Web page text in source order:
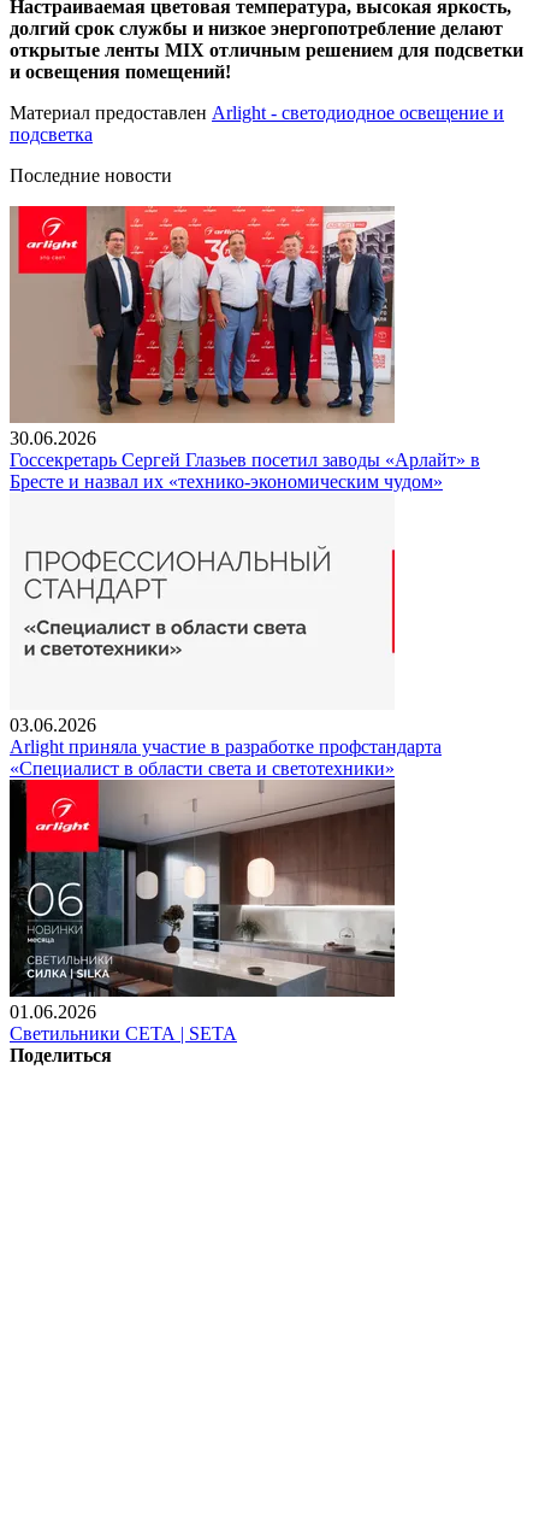
Настраиваемая цветовая температура, высокая яркость,
долгий срок службы и низкое энергопотребление делают
открытые ленты MIX отличным решением для подсветки
и освещения помещений!
Материал предоставлен Arlight - светодиодное освещение и
подсветка
Последние новости
30.06.2026
Госсекретарь Сергей Глазьев посетил заводы «Арлайт» в
Бресте и назвал их «технико-экономическим чудом»
03.06.2026
Arlight приняла участие в разработке профстандарта
«Специалист в области света и светотехники»
01.06.2026
Светильники СЕТА | SETA
Поделиться